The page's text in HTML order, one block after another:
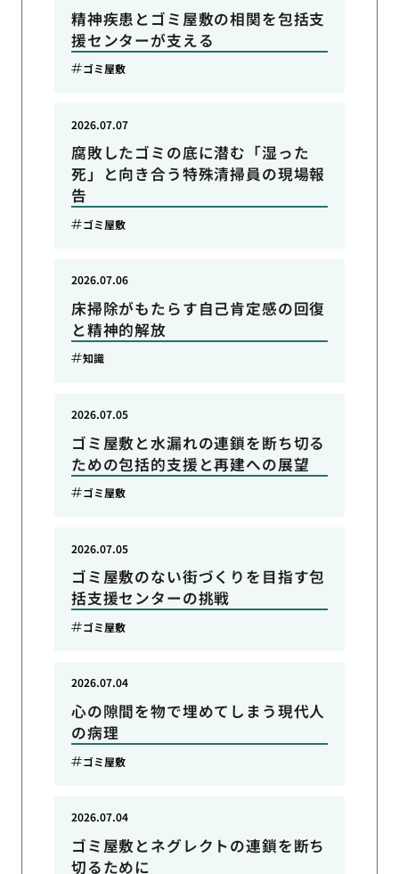
精神疾患とゴミ屋敷の相関を包括支
援センターが支える
ゴミ屋敷
腐敗したゴミの底に潜む「湿った
死」と向き合う特殊清掃員の現場報
告
2026.07.07
ゴミ屋敷
床掃除がもたらす自己肯定感の回復
と精神的解放
2026.07.06
知識
ゴミ屋敷と水漏れの連鎖を断ち切る
ための包括的支援と再建への展望
2026.07.05
ゴミ屋敷
ゴミ屋敷のない街づくりを目指す包
括支援センターの挑戦
2026.07.05
ゴミ屋敷
心の隙間を物で埋めてしまう現代人
の病理
2026.07.04
ゴミ屋敷
ゴミ屋敷とネグレクトの連鎖を断ち
切るために
2026.07.04